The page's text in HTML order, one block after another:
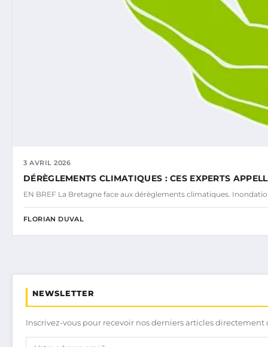
3 AVRIL 2026
DÉRÈGLEMENTS CLIMATIQUES : CES EXPERTS
EN BREF La Bretagne face aux dérèglements climatiques.
FLORIAN DUVAL
NEWSLETTER
Inscrivez-vous pour recevoir nos derniers articles